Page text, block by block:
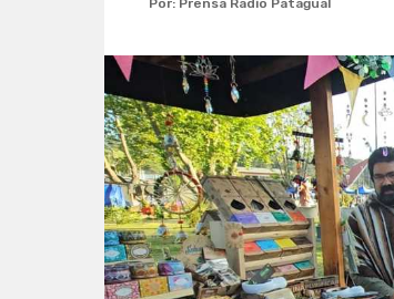
Por: Prensa Radio Patagual